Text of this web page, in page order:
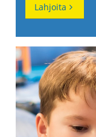
Lahjoita